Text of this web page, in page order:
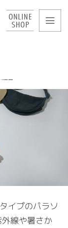
イプのパラソ
線や暑さか